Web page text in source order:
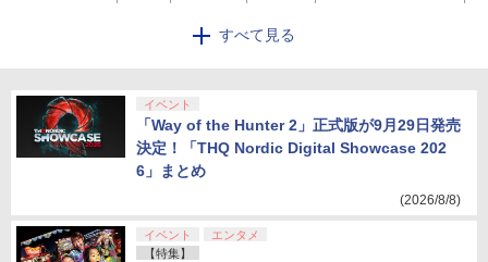
すべて見る
SIGGRAPH 東京モーターショー
イベント
「Way of the Hunter 2」正式版が9月29日発売
決定！「THQ Nordic Digital Showcase 202
6」まとめ
(2026/8/8)
イベント
エンタメ
【特集】